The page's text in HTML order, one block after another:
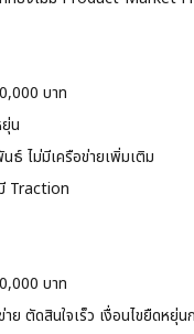
บาท
น
ธ์ ไม่มีเครือข่ายเพิ่มเติม
Traction
บาท
ย ตัดสินใจเร็ว เงื่อนไขยืดหยุ่น